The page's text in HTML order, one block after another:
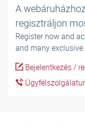
A
regisztráljon
Register now and
and many exclusive
Bejelentkezés /